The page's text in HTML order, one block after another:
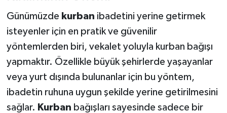
Günümüzde kurban ibadetini yerine getirmek
isteyenler için en pratik ve güvenilir
yöntemlerden biri, vekalet yoluyla kurban bağışı
yapmaktır. Özellikle büyük şehirlerde yaşayanlar
veya yurt dışında bulunanlar için bu yöntem,
ibadetin ruhuna uygun şekilde yerine getirilmesini
sağlar. Kurban bağışları sayesinde sadece bir